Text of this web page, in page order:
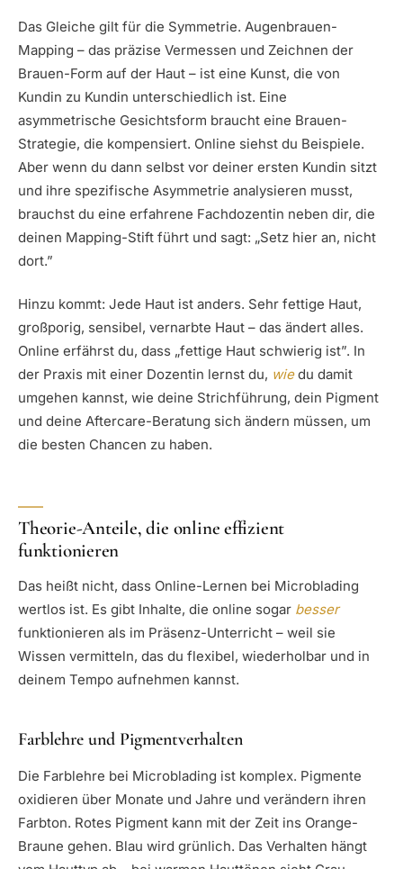
Das Gleiche gilt für die Symmetrie. Augenbrauen-
Mapping – das präzise Vermessen und Zeichnen der
Brauen-Form auf der Haut – ist eine Kunst, die von
Kundin zu Kundin unterschiedlich ist. Eine
asymmetrische Gesichtsform braucht eine Brauen-
Strategie, die kompensiert. Online siehst du Beispiele.
Aber wenn du dann selbst vor deiner ersten Kundin sitzt
und ihre spezifische Asymmetrie analysieren musst,
brauchst du eine erfahrene Fachdozentin neben dir, die
deinen Mapping-Stift führt und sagt: „Setz hier an, nicht
dort.”
Hinzu kommt: Jede Haut ist anders. Sehr fettige Haut,
großporig, sensibel, vernarbte Haut – das ändert alles.
Online erfährst du, dass „fettige Haut schwierig ist”. In
der Praxis mit einer Dozentin lernst du, wiedu damit
umgehen kannst, wie deine Strichführung, dein Pigment
und deine Aftercare-Beratung sich ändern müssen, um
die besten Chancen zu haben.
Theorie-Anteile, die online effizient
funktionieren
Das heißt nicht, dass Online-Lernen bei Microblading
wertlos ist. Es gibt Inhalte, die online sogar besser
funktionieren als im Präsenz-Unterricht – weil sie
Wissen vermitteln, das du flexibel, wiederholbar und in
deinem Tempo aufnehmen kannst.
Farblehre und Pigmentverhalten
Die Farblehre bei Microblading ist komplex. Pigmente
oxidieren über Monate und Jahre und verändern ihren
Farbton. Rotes Pigment kann mit der Zeit ins Orange-
Braune gehen. Blau wird grünlich. Das Verhalten hängt